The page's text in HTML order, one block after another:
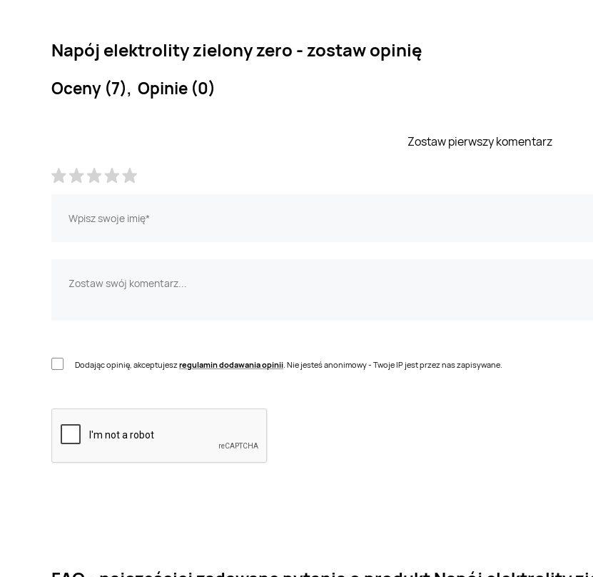
Napój elektrolity zielony zero - zostaw opinię
Oceny (7), Opinie (0)
Zostaw pierwszy komentarz
Dodając opinię, akceptujeszregulamin dodawania opinii . Nie jesteś anonimowy - Twoje IP jest przez nas zapisywane.